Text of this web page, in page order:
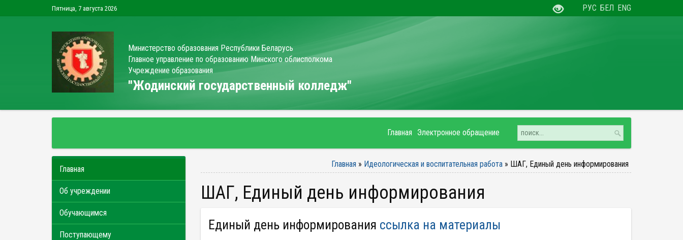
Пятница, 7 августа 2026 РУС БЕЛ ENG
Министерство образования Республики Беларусь
Главное управление по образованию Минского облисполкома
Учреждение образования
"Жодинский государственный колледж"
Главная Электронное обращение
Главная » Идеологическая и воспитательная работа » ШАГ, Единый день информирования
ШАГ, Единый день информирования
Единый день информирования ссылка на материалы
Главная
Об учреждении
Обучающимся
Поступающему